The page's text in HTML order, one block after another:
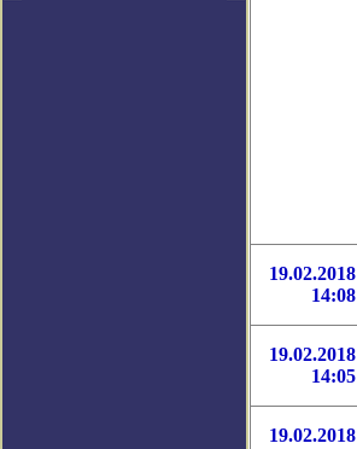
19.02.2018
14:08
19.02.2018
14:05
19.02.2018